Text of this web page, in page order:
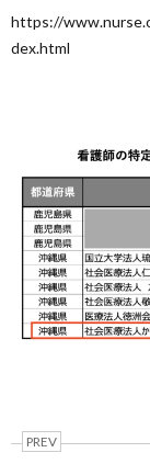
https://
dex.html
PREV